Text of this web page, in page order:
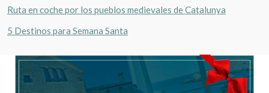
Ruta en coche por los pueblos medievales de Catalunya
5 Destinos para Semana Santa